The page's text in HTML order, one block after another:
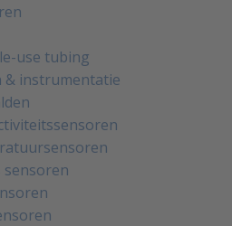
use tubing
& instrumentatie
sensoren